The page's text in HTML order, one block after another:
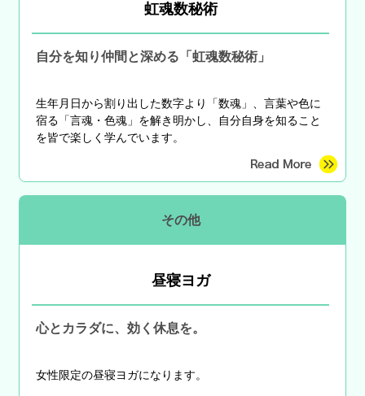
虹魂数秘術
自分を知り仲間と深める「虹魂数秘術」
生年月日から割り出した数字より「数魂」、言葉や色に
宿る「言魂・色魂」を解き明かし、自分自身を知ること
を皆で楽しく学んでいます。
その他
昼寝ヨガ
心とカラダに、効く休息を。
女性限定の昼寝ヨガになります。